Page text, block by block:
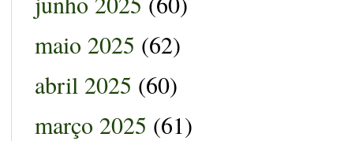
maio 2025 (62)
abril 2025 (60)
março 2025 (61)